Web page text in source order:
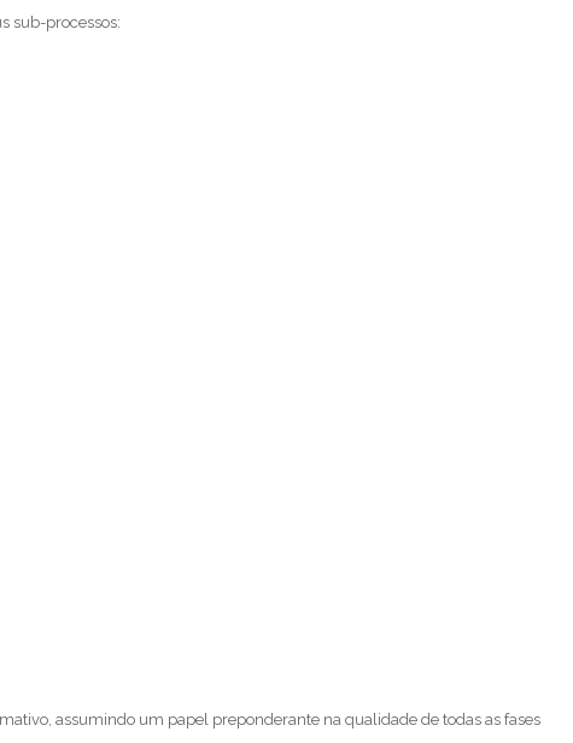
sub-processos:
assumindo um papel preponderante na qualidade de todas as fases